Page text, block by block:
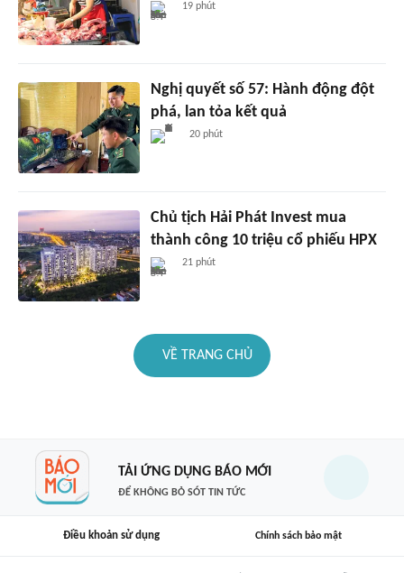
19 phút
Nghị quyết số 57: Hành động đột
phá, lan tỏa kết quả
20 phút
Chủ tịch Hải Phát Invest mua
thành công 10 triệu cổ phiếu HPX
21 phút
VỀ TRANG CHỦ
TẢI ỨNG DỤNG BÁO MỚI
ĐỂ KHÔNG BỎ SÓT TIN TỨC
Điều khoản sử dụng Chính sách bảo mật